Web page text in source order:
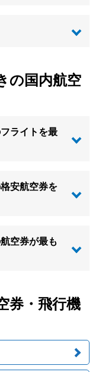
の国内航空
ライトを最
安航空券を
空券が最も
券・飛行機